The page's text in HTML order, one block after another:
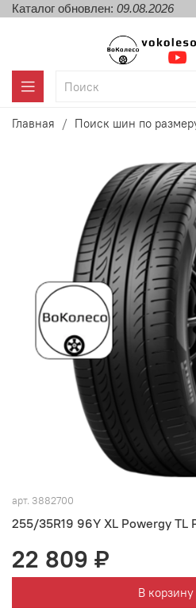
Каталог обновлен: 09.08.2026
Главная Поиск шин по
арт. 3882700
255/35R19 96Y XL Powergy TL
22 809 ₽
В корзину